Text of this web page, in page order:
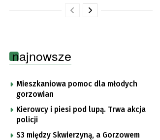
najnowsze
Mieszkaniowa pomoc dla młodych
gorzowian
Kierowcy i piesi pod lupą. Trwa akcja
policji
S3 między Skwierzyną, a Gorzowem